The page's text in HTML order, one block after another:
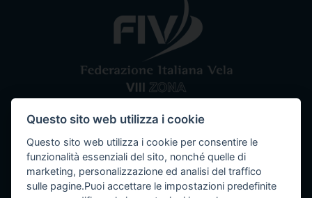
Comitato VIII ZonaFederazione Italiana Vela
Tel / Fax: 080 5351067 Email: segreteria@ottavazona.org
ottavazona@pec.itStadio della Vittoria, 4 Bari (BA) - 70123
C.F. 95003780103
Questo sito web utilizza i cookie
Questo sito web utilizza i cookie per consentire le
funzionalità essenziali del sito, nonché quelle di
marketing, personalizzazione ed analisi del traffico
sulle pagine.Puoi accettare le impostazioni predefinite